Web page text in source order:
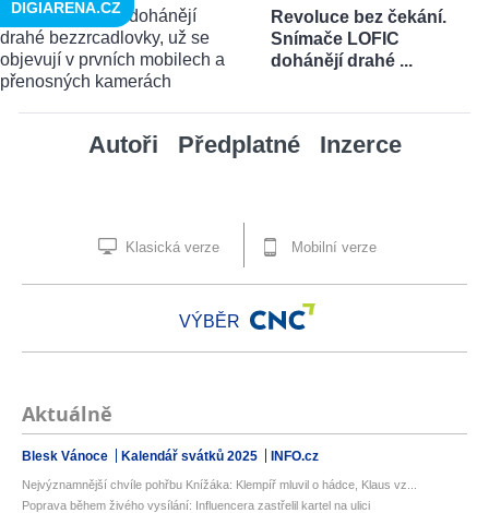
Revoluce bez čekání.
Snímače LOFIC
dohánějí drahé ...
DIGIARENA.CZ
Autoři Předplatné Inzerce
Klasická verze Mobilní verze
VÝBĚR
Aktuálně
Blesk Vánoce Kalendář svátků 2025 INFO.cz
Nejvýznamnější chvíle pohřbu Knížáka: Klempíř mluvil o hádce, Klaus vz...
Poprava během živého vysílání: Influencera zastřelil kartel na ulici